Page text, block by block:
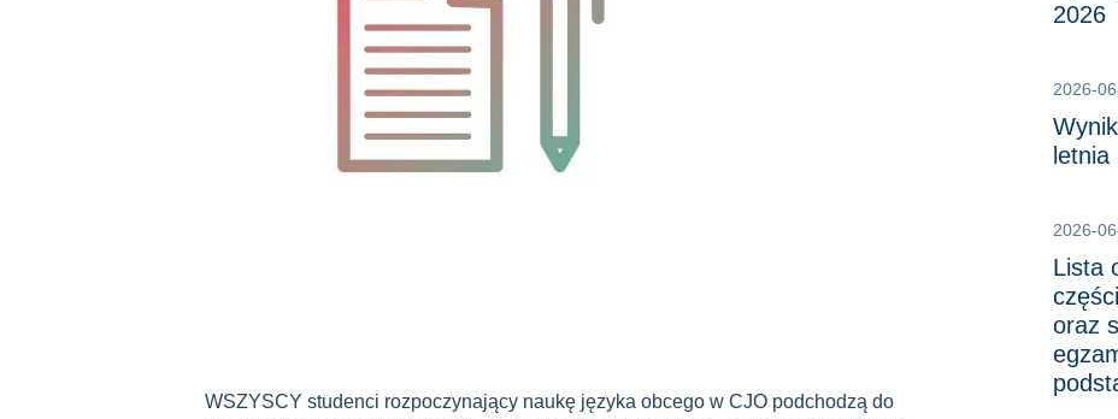
WSZYSCY studenci rozpoczynający naukę języka obcego w CJO podchodzą do
2026
2026-
2026-
Lista
oraz